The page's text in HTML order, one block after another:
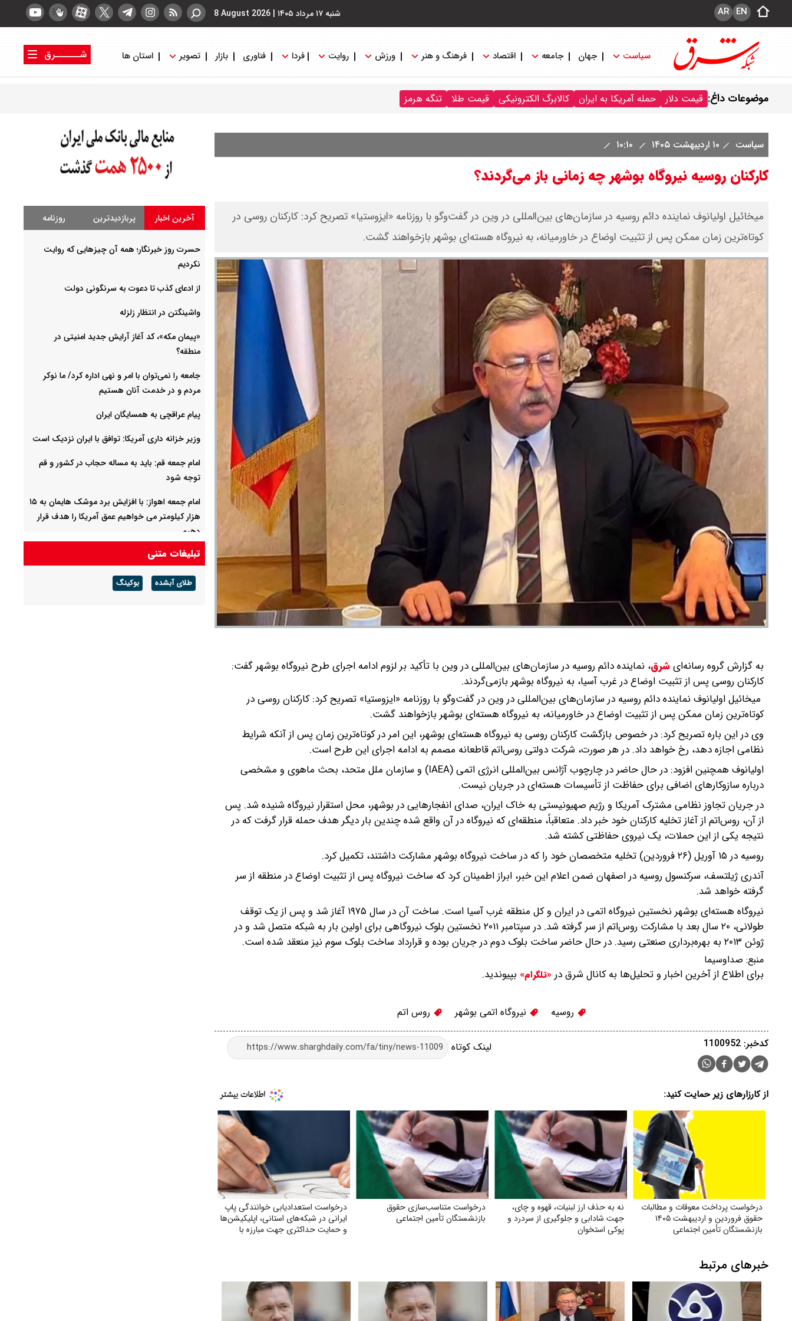
شنبه ۱۷ مرداد ۱۴۰۵ |
8 August 2026 EN
AR
سیاست جهان جامعه اقتصاد فرهنگ و هنر ورزش روایت فردا فناوری بازار تصویر استان ها
شــــــرق
موضوعات داغ: قیمت دلار حمله آمریکا به ایران کالابرگ الکترونیکی قیمت طلا تنگه هرمز
سیاست ۱۰ اردیبهشت ۱۴۰۵
کارکنان روسیه نیروگاه بوشهر چه زمانی باز می‌گردند؟
میخائیل اولیانوف نماینده دائم روسیه در سازمان‌های بین‌المللی در وین در گفت‌و‌گو با روزنامه «ایزوستیا» تصریح کرد: کارکنان روسی در
کوتاه‌ترین زمان ممکن پس از تثبیت اوضاع در خاورمیانه، به نیروگاه هسته‌ای بوشهر بازخواهند گشت.
به گزارش گروه رسانه‌ایشرق، نماینده دائم روسیه در سازمان‌های بین‌المللی در وین با تأکید بر لزوم ادامه اجرای طرح نیروگاه بوشهر گفت:
کارکنان روسی پس از تثبیت اوضاع در غرب آسیا، به نیروگاه بوشهر بازمی‌گردند.
میخائیل اولیانوف نماینده دائم روسیه در سازمان‌های بین‌المللی در وین در گفت‌و‌گو با روزنامه «ایزوستیا» تصریح کرد: کارکنان روسی در
کوتاه‌ترین زمان ممکن پس از تثبیت اوضاع در خاورمیانه، به نیروگاه هسته‌ای بوشهر بازخواهند گشت.
وی در این باره تصریح کرد: در خصوص بازگشت کارکنان روسی به نیروگاه هسته‌ای بوشهر، این امر در کوتاه‌ترین زمان پس از آنکه شرایط
نظامی اجازه دهد، رخ خواهد داد. در هر صورت، شرکت دولتی روس‌اتم قاطعانه مصمم به ادامه اجرای این طرح است.
اولیانوف همچنین افزود: در حال حاضر در چارچوب آژانس بین‌المللی انرژی اتمی (IAEA) و سازمان ملل متحد، بحث ماهوی و مشخصی
درباره سازوکار‌های اضافی برای حفاظت از تأسیسات هسته‌ای در جریان نیست.
در جریان تجاوز نظامی مشترک آمریکا و رژیم صهیونیستی به خاک ایران، صدای انفجار‌هایی در بوشهر، محل استقرار نیروگاه شنیده شد. پس
از آن، روس‌اتم از آغاز تخلیه کارکنان خود خبر داد. متعاقباً، منطقه‌ای که نیروگاه در آن واقع شده چندین بار دیگر هدف حمله قرار گرفت که در
نتیجه یکی از این حملات، یک نیروی حفاظتی کشته شد.
روسیه در ۱۵ آوریل (۲۶ فروردین) تخلیه متخصصان خود را که در ساخت نیروگاه بوشهر مشارکت داشتند، تکمیل کرد.
آندری ژیلتسف، سرکنسول روسیه در اصفهان ضمن اعلام این خبر، ابراز اطمینان کرد که ساخت نیروگاه پس از تثبیت اوضاع در منطقه از سر
گرفته خواهد شد.
نیروگاه هسته‌ای بوشهر نخستین نیروگاه اتمی در ایران و کل منطقه غرب آسیا است. ساخت آن در سال ۱۹۷۵ آغاز شد و پس از یک توقف
طولانی، ۲۰ سال بعد با مشارکت روس‌اتم از سر گرفته شد. در سپتامبر ۲۰۱۱ نخستین بلوک نیروگاهی برای اولین بار به شبکه متصل شد و در
ژوئن ۲۰۱۳ به بهره‌برداری صنعتی رسید. در حال حاضر ساخت بلوک دوم در جریان بوده و قرارداد ساخت بلوک سوم نیز منعقد شده است.
منبع: صداوسیما
برای اطلاع از آخرین اخبار و تحلیل‌ها به کانال شرق در «تلگرام» بپیوندید.
روسیه نیروگاه اتمی بوشهر روس اتم
لینک کوتاه کدخبر: 1100952
از کارزارهای زیر حمایت کنید:
درخواست پرداخت معوقات و مطالبات
حقوق فروردین و اردیبهشت ۱۴۰۵
بازنشستگان تأمین اجتماعی
نه به حذف ارز لبنیات، قهوه و چای،
جهت شادابی و جلوگیری از سردرد و
پوکی استخوان
درخواست متناسب‌سازی حقوق
بازنشستگان تأمین اجتماعی
درخواست استعدادیابی خوانندگی پاپ
ایرانی در شبکه‌های استانی، اپلیکیشن‌ها
و حمایت حداکثری جهت مبارزه با
خبرهای مرتبط
آخرین اخبار پربازدیدترین روزنامه
حسرت روز خبرنگار؛ همه آن چیزهایی که روایت
نکردیم
از ادعای کذب تا دعوت به سرنگونی دولت
واشینگتن در انتظار زلزله
«پیمان مکه»، کد آغاز آرایش جدید امنیتی در
منطقه؟
جامعه را نمی‌توان با امر و نهی اداره کرد/ ما نوکر
مردم و در خدمت آنان هستیم
پیام عراقچی به همسایگان ایران
وزیر خزانه داری آمریکا: توافق با ایران نزدیک است
امام جمعه قم: باید به مساله حجاب در کشور و قم
توجه شود
امام‌ جمعه اهواز: با افزایش برد موشک هایمان به ۱۵
هزار کیلومتر می خواهیم عمق آمریکا را هدف قرار
دهیم
علم‌الهدی: افرادی که می‌گویند جنگ را تمام کنید،
بی‌عقل مریض و منافق هستند
تبلیغات متنی
طلای آبشده بوکینگ